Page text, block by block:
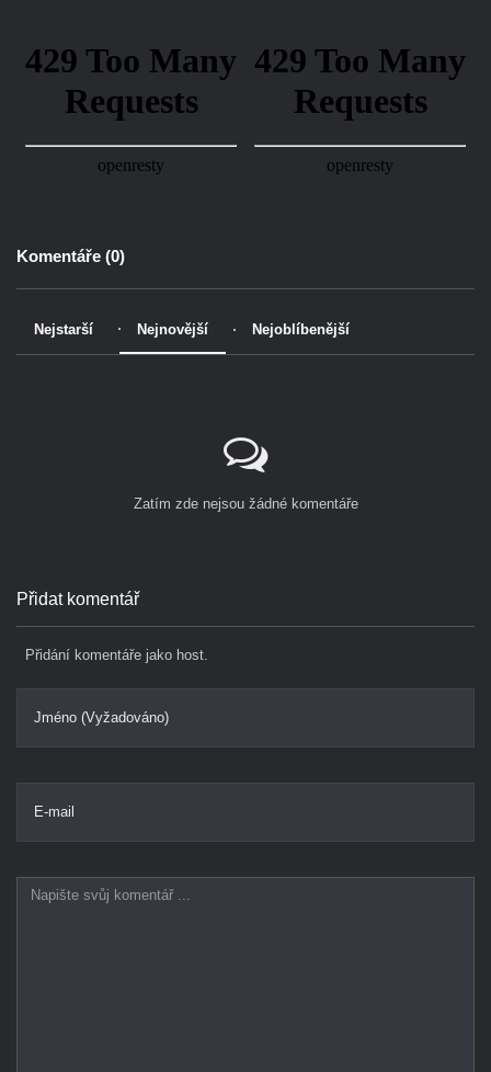
Komentáře (0)
Nejstarší Nejnovější Nejoblíbenější
Zatím zde nejsou žádné komentáře
Přidat komentář
Přidání komentáře jako host.
Jméno (Vyžadováno)
E-mail